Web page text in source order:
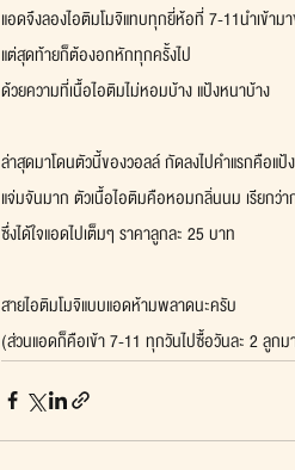
แอดจึงลองไอติมโมจิแทบทุกยี่ห้อที่ 7-11นำเข้าม
แต่สุดท้ายก็ต้องอกหักทุกครั้งไป
ด้วยความที่เนื้อไอติมไม่หอมบ้าง แป้งหนาบ้าง
ล่าสุดมาโดนตัวนี้ของวอลล์ กัดลงไปคำแรกคือแป้
แจ่มจันมาก ตัวเนื้อไอติมคือหอมกลิ่นนม เรียกว่า
ซึ่งได้ใจแอดไปเต็มๆ ราคาลูกละ 25 บาท
สายไอติมโมจิแบบแอดห้ามพลาดนะครับ
(ส่วนแอดก็คือเข้า 7-11 ทุกวันไปซื้อวันละ 2 ลูก